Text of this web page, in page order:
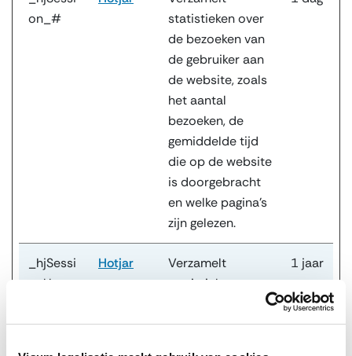
on_#
statistieken over
de bezoeken van
de gebruiker aan
de website, zoals
het aantal
bezoeken, de
gemiddelde tijd
die op de website
is doorgebracht
en welke pagina's
zijn gelezen.
_hjSessi
onUser_
Hotjar
Verzamelt
statistieken over
de gebruiker aan
1 jaar